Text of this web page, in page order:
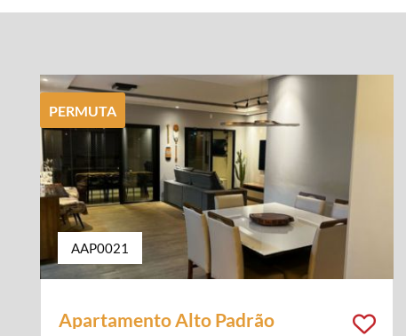
PERMUTA
AAP0021
Apartamento Alto Padrão